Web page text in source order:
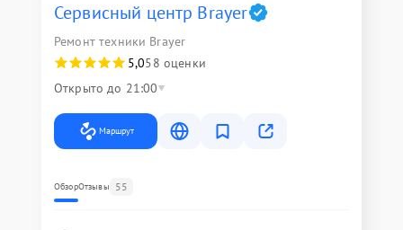
Сервисный центр Brayer
Ремонт техники Brayer
5,058 оценки
Открыто до 21:00
Маршрут
ОбзорОтзывы 55